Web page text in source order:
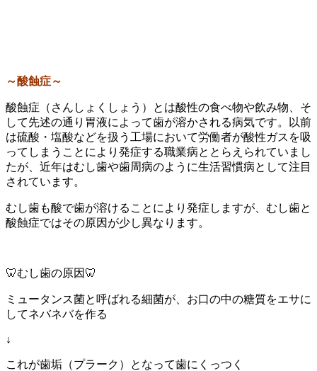
～酸蝕症～
酸蝕症（さんしょくしょう）とは酸性の食べ物や飲み物、そ
して先述の通り胃液によって歯が溶かされる病気です。以前
は硫酸・塩酸などを扱う工場において労働者が酸性ガスを吸
ってしまうことにより発症する職業病ととらえられていまし
たが、近年はむし歯や歯周病のように生活習慣病として注目
されています。
むし歯も酸で歯が溶けることにより発症しますが、むし歯と
酸蝕症ではその原因が少し異なります。
🦷むし歯の原因🦷
ミュータンス菌と呼ばれる細菌が、お口の中の糖質をエサに
してネバネバを作る
↓
これが歯垢（プラーク）となって歯にくっつく